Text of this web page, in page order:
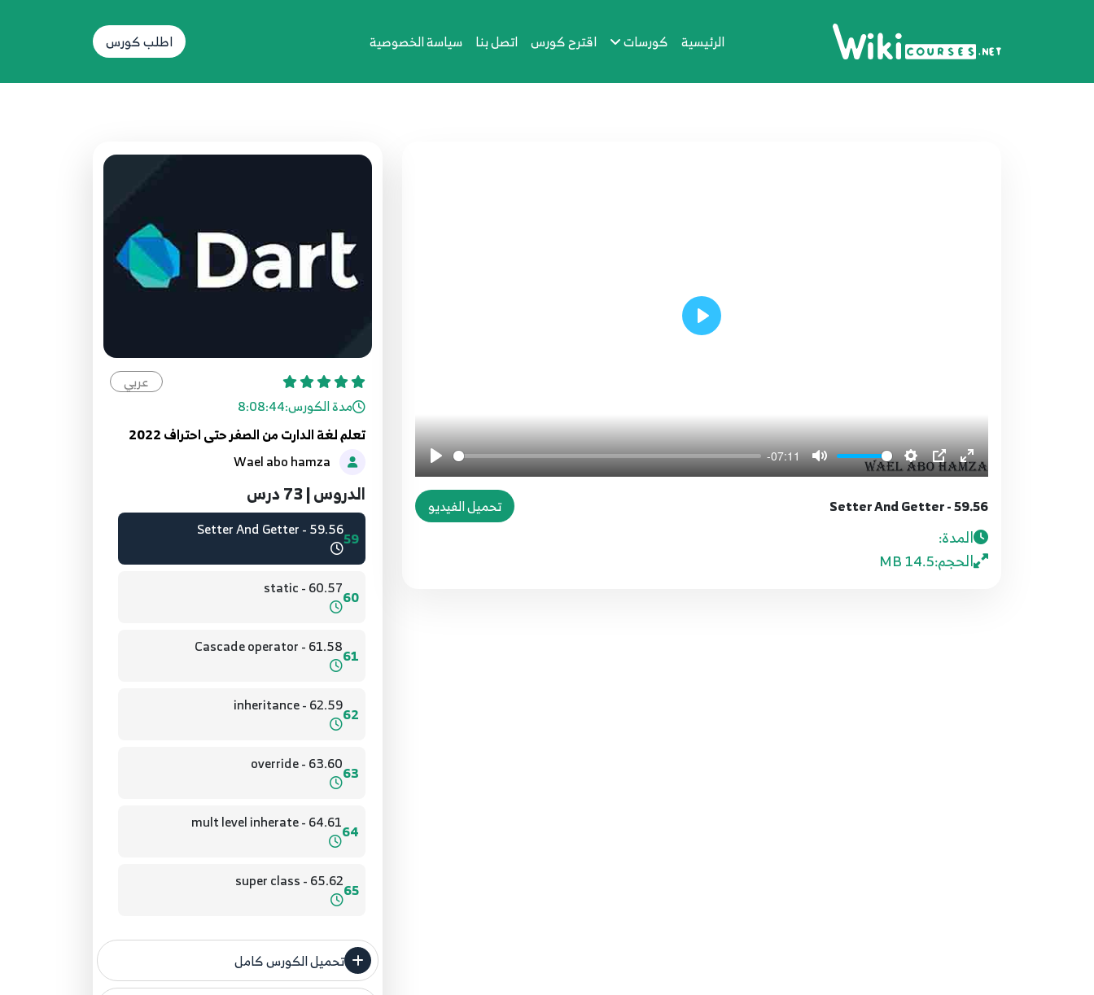
الرئيسية كورسات اقترح كورس اتصل بنا سياسة الخصوصية اطلب كورس
-07:11
Play
59.56 - Setter And Getter تحميل الفيديو
المدة:
الحجم:14.5 MB
عربي
مدة الكورس:8:08:44
تعلم لغة الدارت من الصفر حتى احتراف 2022
الدروس | 73 درس
54
54.51 - shorthand if
55.52 - oop
56
56.53 - method class
57.54 - Constructor
58.55 - Reset Variable
59
59.56 - Setter And Getter
60
60.57 - static
61
61.58 - Cascade operator
62
62.59 - inheritance
63
63.60 - override
64
64.61 - mult level inherate
65
65.62 - super class
66
66.63 - abstract class
تحميل الكورس كامل